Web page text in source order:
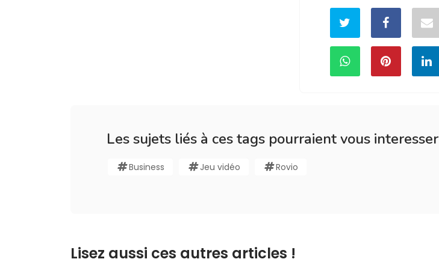
Les sujets liés à ces tags pourraient vous interesser
Business Jeu vidéo Rovio
Lisez aussi ces autres articles !